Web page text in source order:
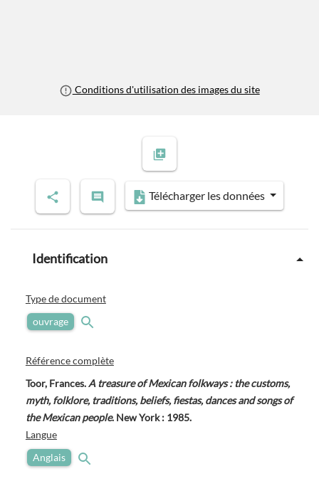
Conditions d'utilisation des images du site
Télécharger les données
Identification
Type de document
ouvrage
Référence complète
Toor, Frances.A treasure of Mexican folkways : the customs,
myth, folklore, traditions, beliefs, fiestas, dances and songs of
the Mexican people. New York : 1985.
Langue
Anglais